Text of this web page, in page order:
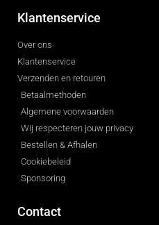
Klantenservice
Over ons
Klantenservice
Verzenden en retouren
Betaalmethoden
Algemene voorwaarden
Wij respecteren jouw privacy
Bestellen & Afhalen
Cookiebeleid
Sponsoring
Contact